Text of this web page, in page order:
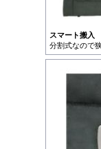
スマート搬入
分割式なので